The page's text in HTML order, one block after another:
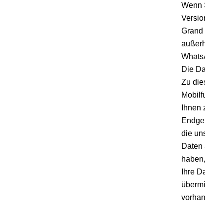
Wenn
Grand
Die
Zu
die
Ihre